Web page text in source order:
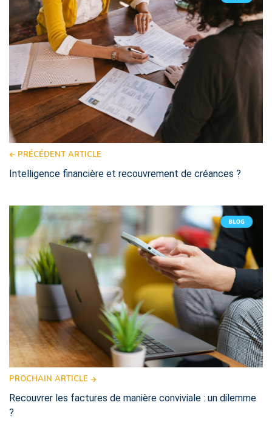
PRÉCÉDENT ARTICLE
Intelligence financière et recouvrement de créances ?
PROCHAIN ARTICLE
Recouvrer les factures de manière conviviale : un dilemme
?